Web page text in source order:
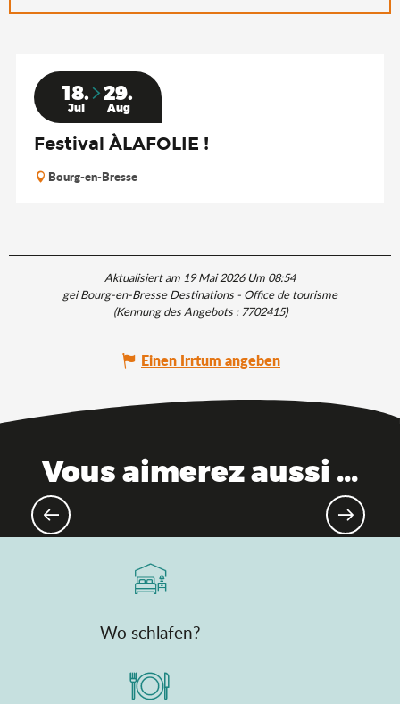
18.
Jul
29.
Aug
Festival ÀLAFOLIE !
Bourg-en-Bresse
Aktualisiert am 19 Mai 2026 Um 08:54
gei Bourg-en-Bresse Destinations - Office de tourisme
(Kennung des Angebots :7702415)
Einen Irrtum angeben
Vous aimerez aussi ...
Wo schlafen?